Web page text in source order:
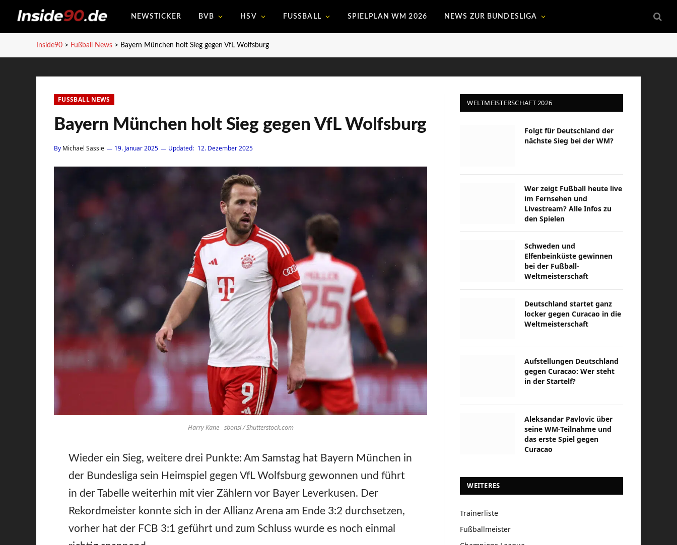
NEWSTICKER BVB HSV FUSSBALL SPIELPLAN WM 2026 NEWS ZUR BUNDESLIGA
Inside90 > Fußball News > Bayern München holt Sieg gegen VfL Wolfsburg
FUSSBALL NEWS
Bayern München holt Sieg gegen VfL Wolfsburg
By Michael Sassie 19. Januar 2025 Updated: 12. Dezember 2025
Harry Kane - sbonsi / Shutterstock.com
Wieder ein Sieg, weitere drei Punkte: Am Samstag hat Bayern München in
der Bundesliga sein Heimspiel gegen VfL Wolfsburg gewonnen und führt
in der Tabelle weiterhin mit vier Zählern vor Bayer Leverkusen. Der
Rekordmeister konnte sich in der Allianz Arena am Ende 3:2 durchsetzen,
vorher hat der FCB 3:1 geführt und zum Schluss wurde es noch einmal
WELTMEISTERSCHAFT 2026
Folgt für Deutschland der
nächste Sieg bei der WM?
Wer zeigt Fußball heute live
im Fernsehen und
Livestream? Alle Infos zu
den Spielen
Schweden und
Elfenbeinküste gewinnen
bei der Fußball-
Weltmeisterschaft
Deutschland startet ganz
locker gegen Curacao in die
Weltmeisterschaft
Aufstellungen Deutschland
gegen Curacao: Wer steht
in der Startelf?
Aleksandar Pavlovic über
seine WM-Teilnahme und
das erste Spiel gegen
Curacao
WEITERES
Trainerliste
Fußballmeister